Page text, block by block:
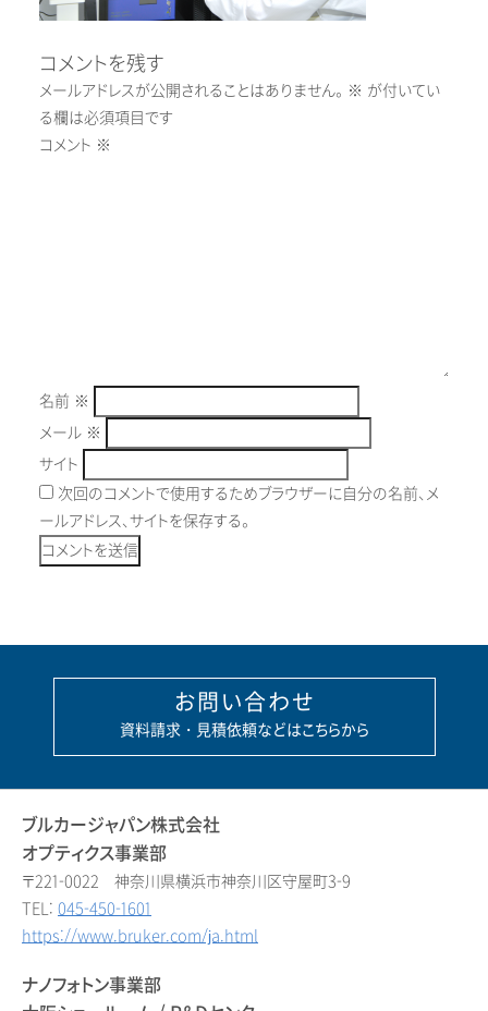
コメントを残す
メールアドレスが公開されることはありません。 ※ が付いてい
る欄は必須項目です
コメント ※
名前 ※
メール ※
サイト
次回のコメントで使用するためブラウザーに自分の名前、メ
ールアドレス、サイトを保存する。
お問い合わせ
資料請求・見積依頼などはこちらから
ブルカージャパン株式会社
オプティクス事業部
〒221-0022 神奈川県横浜市神奈川区守屋町3-9
TEL: 045-450-1601
https://www.bruker.com/ja.html
ナノフォトン事業部